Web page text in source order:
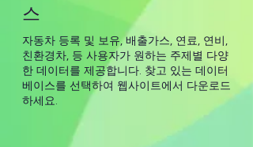
스
자동차 등록 및 보유, 배출가스, 연료, 연비,
친환경차, 등 사용자가 원하는 주제별 다양
한 데이터를 제공합니다. 찾고 있는 데이터
베이스를 선택하여 웹사이트에서 다운로드
하세요.